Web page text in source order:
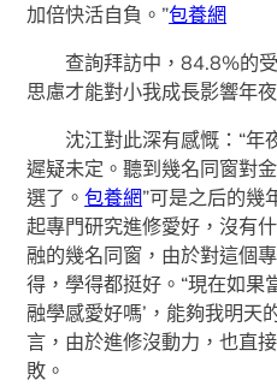
加倍快活自負。”包養網
查詢拜訪中，84.8%的
思慮才能對小我成長影響年
沈江對此深有感慨：“年
遲疑未定。聽到幾名同窗對
選了。包養網”可是之后的幾
起專門研究進修愛好，沒有
融的幾名同窗，由於對這個
得，學得都挺好。“現在如果
融學感愛好嗎’，能夠我明天
言，由於進修沒動力，也直
敗。